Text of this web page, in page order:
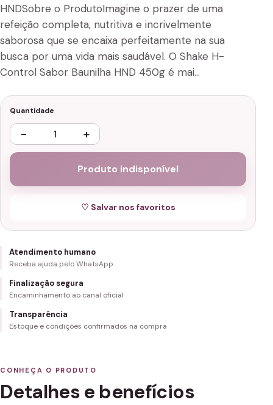
HNDSobre o ProdutoImagine o prazer de uma
refeição completa, nutritiva e incrivelmente
saborosa que se encaixa perfeitamente na sua
busca por uma vida mais saudável. O Shake H-
Control Sabor Baunilha HND 450g é mai…
Quantidade
− +
Produto indisponível
♡ Salvar nos favoritos
Atendimento humano
Receba ajuda pelo WhatsApp
Finalização segura
Encaminhamento ao canal oficial
Transparência
Estoque e condições confirmados na compra
CONHEÇA O PRODUTO
Detalhes e benefícios